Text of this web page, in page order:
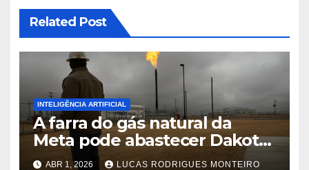
Related Post
INTELIGÊNCIA ARTIFICIAL
A farra do gás natural da
Meta pode abastecer Dakota
do Sul
ABR 1, 2026 LUCAS RODRIGUES MONTEIRO